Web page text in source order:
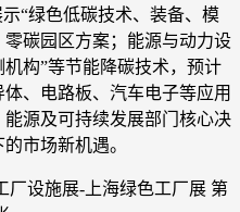
“绿色低碳技术、装备、模
碳园区方案；能源与动力设
构”等节能降碳技术，预计
、电路板、汽车电子等应用
源及可持续发展部门核心决
市场新机遇。